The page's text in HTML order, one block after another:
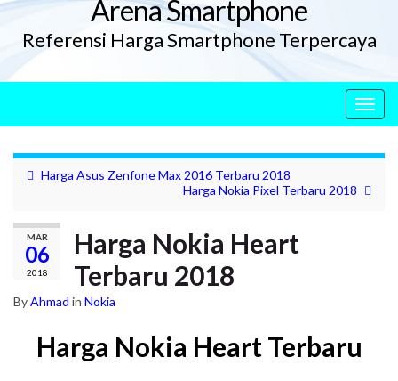
Arena Smartphone
Referensi Harga Smartphone Terpercaya
Harga Asus Zenfone Max 2016 Terbaru 2018
Harga Nokia Pixel Terbaru 2018
MAR
06
2018
Harga Nokia Heart
Terbaru 2018
ByAhmad in Nokia
Harga Nokia Heart Terbaru